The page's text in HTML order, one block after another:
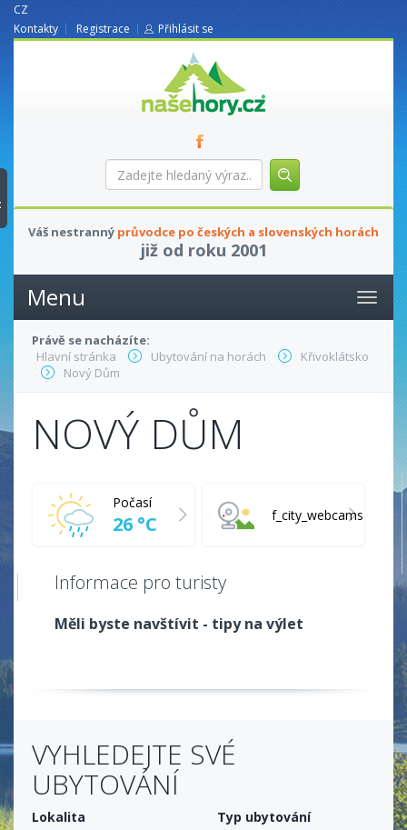
CZ
Kontakty
Registrace Přihlásit se
nasehory.cz
Zadejte
hledaný
Váš nestranný průvodce po českých a slovenských horách
již od roku 2001
Menu
Právě se nacházíte:
Hlavní stránka
Ubytování na horách
Křivoklátsko
Nový Dům
NOVÝ DŮM
Počasí
26 °C f_city_webcams
Informace pro turisty
Měli byste navštívit - tipy na výlet
VYHLEDEJTE SVÉ
UBYTOVÁNÍ
Lokalita
Typ ubytování